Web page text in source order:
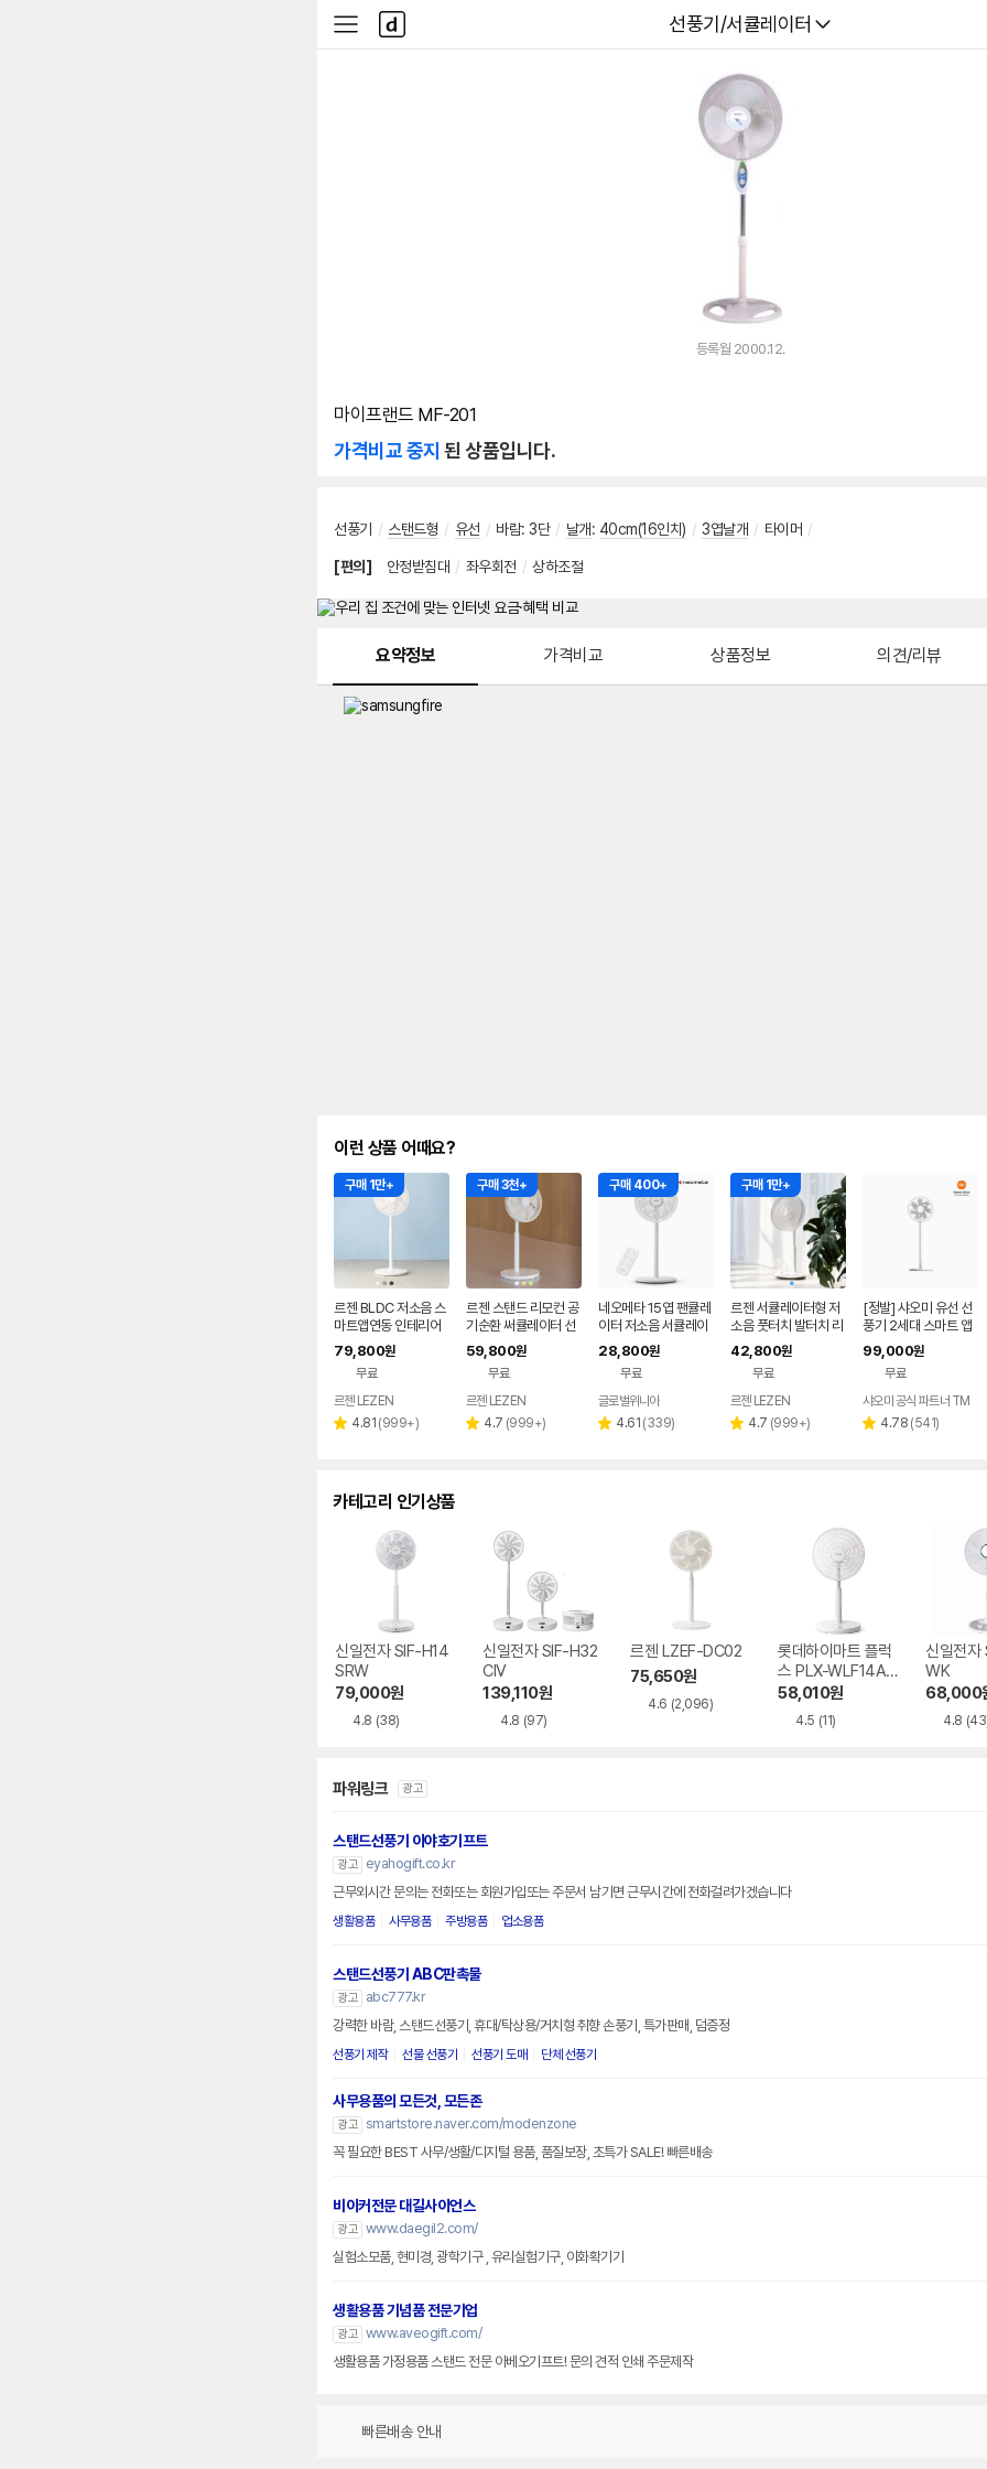
다나와
선풍기/서큘레이터
사
이
다
나
와
등록월 2000.12.
마이프랜드 MF-201
가격비교 중지 된 상품입니다.
선풍기 / 스탠드형 / 유선 / 바람: 3단 / 날개: 40cm(16인치) / 3엽날개 / 타이머 /
[편의] 안정받침대 / 좌우회전 / 상하조절
요약정보 가격비교 상품정보 의견/리뷰
이런 상품 어때요?
구매 1만+
르젠 BLDC 저소음 스
마트앱연동 인테리어
써큘레이터 선풍기 LZ
EF-DC290 릴리화이
79,800원
무료
르젠 LEZEN
별 4.81 리
(999+)
구매 3천+
르젠 스탠드 리모컨 공
기순환 써큘레이터 선
풍기 LZEF-AR390
59,800원
무료
르젠 LEZEN
별 4.7 리
(999+)
구매 400+
네오메타 15엽 팬큘레
이터 저소음 서큘레이
터 선풍기 리모컨형 H
1230R 가정용 탁상용
28,800원
무료
페이
글로벌위니아
별 4.61 리
(339)
구매 1만+
르젠 서큘레이터형 저
소음 풋터치 발터치 리
모컨 스탠드형 선풍기
LZEF-R132C
42,800원
무료
르젠 LEZEN
별 4.7 리
(999+)
[정발] 샤오미 유선 선
풍기 2세대 스마트 앱
연동 100단계 속도조
절 저소음
99,000원
무료
샤오미 공식 파트너 TM
별 4.78 리
(541)
카테고리 인기상품
신일전자 SIF-H14
SRW
79,000원
4.8 (38)
신일전자 SIF-H32
CIV
139,110원
4.8 (97)
르젠 LZEF-DC02
75,650원
4.6 (2,096)
롯데하이마트 플럭
스 PLX-WLF14AB
WH
58,010원
4.5 (11)
신일전
WK
68,000
4.8
파워링크 광고
스탠드선풍기 이야호기프트
광고
eyahogift.co.kr
근무외시간 문의는 전화또는 회원가입또는 주문서 남기면 근무시간에 전화걸려가겠습니다
생활용품 사무용품 주방용품 업소용품
스탠드선풍기 ABC판촉물
광고
abc777.kr
강력한 바람, 스탠드선풍기, 휴대/탁상용/거치형 취향 손풍기, 특가판매, 덤증정
선풍기 제작 선물 선풍기 선풍기 도매 단체 선풍기
사무용품의 모든것, 모든존
광고 smartstore.naver.com/modenzone
꼭 필요한 BEST 사무/생활/디지털 용품, 품질보장, 초특가 SALE! 빠른배송
비이커전문 대길사이언스
광고 www.daegil2.com/
실험소모품, 현미경, 광학기구 , 유리실험기구, 이화확기기
생활용품 기념품 전문기업
광고 www.aveogift.com/
생활용품 가정용품 스탠드 전문 아베오기프트! 문의 견적 인쇄 주문제작
빠른배송 안내